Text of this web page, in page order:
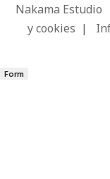
Nakama Estudio
y cookies |
Form